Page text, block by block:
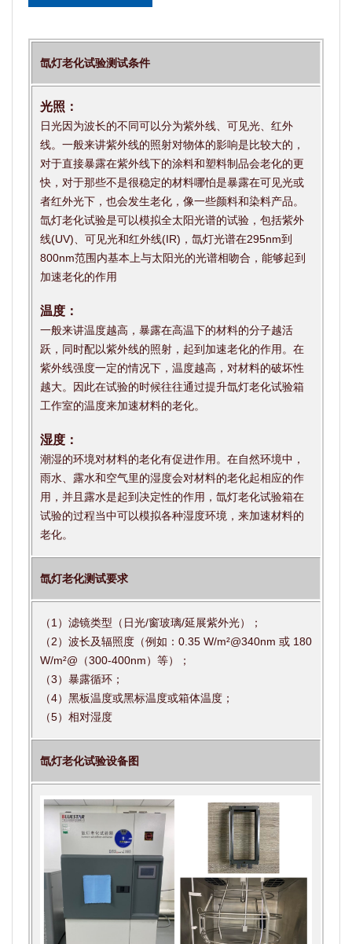
氙灯老化试验测试条件
光照：
日光因为波长的不同可以分为紫外线、可见光、红外
线。一般来讲紫外线的照射对物体的影响是比较大的，
对于直接暴露在紫外线下的涂料和塑料制品会老化的更
快，对于那些不是很稳定的材料哪怕是暴露在可见光或
者红外光下，也会发生老化，像一些颜料和染料产品。
氙灯老化试验是可以模拟全太阳光谱的试验，包括紫外
线(UV)、可见光和红外线(IR)，氙灯光谱在295nm到
800nm范围内基本上与太阳光的光谱相吻合，能够起到
加速老化的作用
温度：
一般来讲温度越高，暴露在高温下的材料的分子越活
跃，同时配以紫外线的照射，起到加速老化的作用。在
紫外线强度一定的情况下，温度越高，对材料的破坏性
越大。因此在试验的时候往往通过提升氙灯老化试验箱
工作室的温度来加速材料的老化。
湿度：
潮湿的环境对材料的老化有促进作用。在自然环境中，
雨水、露水和空气里的湿度会对材料的老化起相应的作
用，并且露水是起到决定性的作用，氙灯老化试验箱在
试验的过程当中可以模拟各种湿度环境，来加速材料的
老化。
氙灯老化测试要求
（1）滤镜类型（日光/窗玻璃/延展紫外光）；
（2）波长及辐照度（例如：0.35 W/m²@340nm 或 180
W/m²@（300-400nm）等）；
（3）暴露循环；
（4）黑板温度或黑标温度或箱体温度；
（5）相对湿度
氙灯老化试验设备图